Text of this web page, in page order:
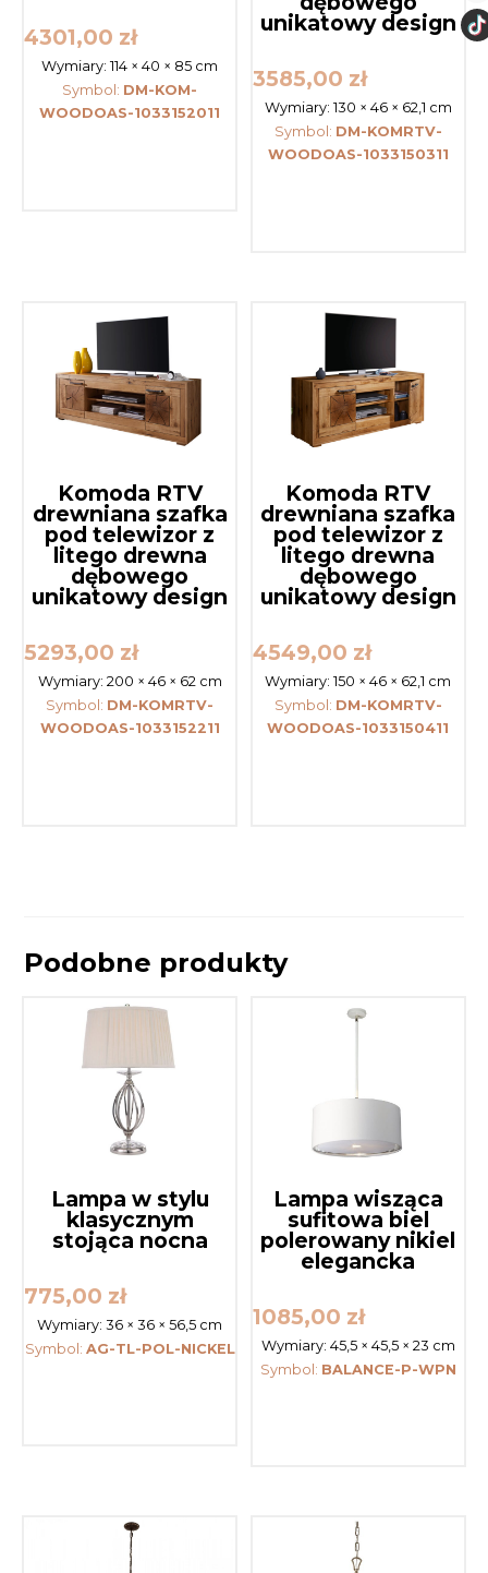
4301,00 zł
Wymiary:114 × 40 × 85 cm
Symbol: DM-KOM-
WOODOAS-1033152011
unikatowy design
3585,00 zł
Wymiary: 130 × 46 × 62,1 cm
Symbol: DM-KOMRTV-
WOODOAS-1033150311
Komoda RTV
drewniana szafka
pod telewizor z
litego drewna
dębowego
unikatowy design
5293,00 zł
Wymiary: 200 × 46 × 62 cm
Symbol: DM-KOMRTV-
WOODOAS-1033152211
Komoda RTV
drewniana szafka
pod telewizor z
litego drewna
dębowego
unikatowy design
4549,00 zł
Wymiary:150 × 46 × 62,1 cm
Symbol: DM-KOMRTV-
WOODOAS-1033150411
Podobne produkty
Lampa w stylu
klasycznym
stojąca nocna
775,00 zł
Wymiary:36 × 36 × 56,5 cm
Symbol: AG-TL-POL-NICKEL
Lampa wisząca
sufitowa biel
polerowany nikiel
elegancka
1085,00 zł
Wymiary: 45,5 × 45,5 × 23 cm
Symbol: BALANCE-P-WPN